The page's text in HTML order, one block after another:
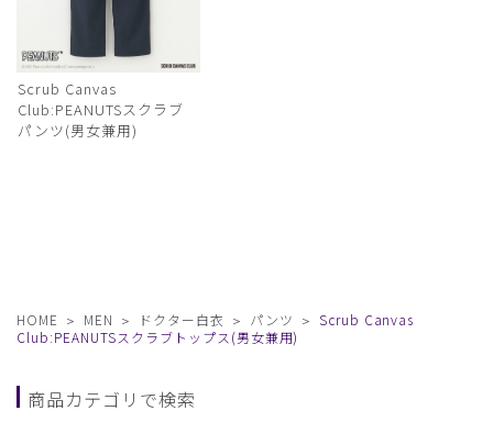
Scrub Canvas
Club:PEANUTSスクラブ
パンツ(男女兼用)
HOME MEN ドクター白衣 パンツ
Scrub Canvas
Club:PEANUTSスクラブトップス(男女兼用)
商品カテゴリで検索